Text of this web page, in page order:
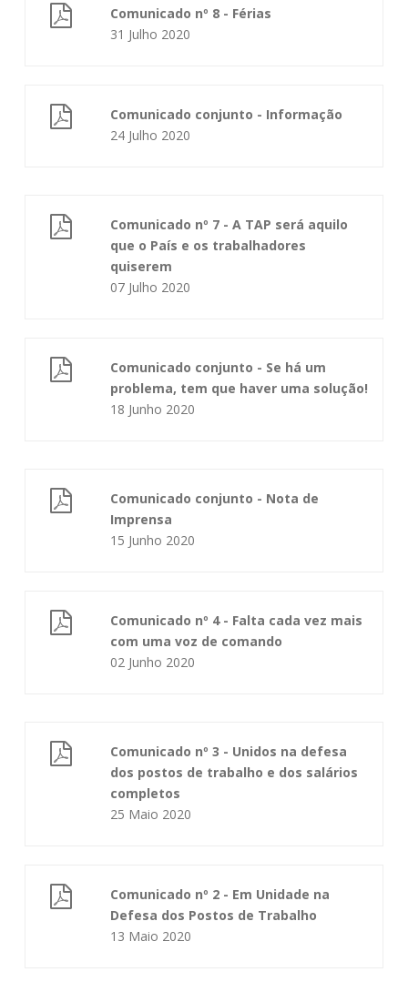
Comunicado nº 8 - Férias
31 Julho 2020
Comunicado conjunto - Informação
24 Julho 2020
Comunicado nº 7 - A TAP será aquilo
que o País e os trabalhadores
quiserem
07 Julho 2020
Comunicado conjunto - Se há um
problema, tem que haver uma solução!
18 Junho 2020
Comunicado conjunto - Nota de
Imprensa
15 Junho 2020
Comunicado nº 4 - Falta cada vez mais
com uma voz de comando
02 Junho 2020
Comunicado nº 3 - Unidos na defesa
dos postos de trabalho e dos salários
completos
25 Maio 2020
Comunicado nº 2 - Em Unidade na
Defesa dos Postos de Trabalho
13 Maio 2020